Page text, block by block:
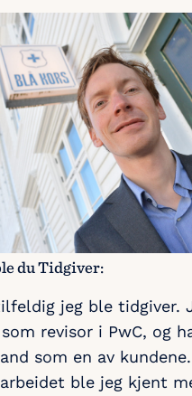
du Tidgiver:
jeg ble tidgiver.
revisor i PwC, og
som en av
ble jeg kjent